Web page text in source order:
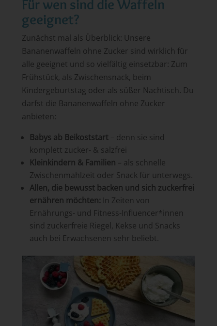
Für wen sind die Waffeln
geeignet?
Zunächst mal als Überblick: Unsere
Bananenwaffeln ohne Zucker sind wirklich für
alle geeignet und so vielfältig einsetzbar: Zum
Frühstück, als Zwischensnack, beim
Kindergeburtstag oder als süßer Nachtisch. Du
darfst die Bananenwaffeln ohne Zucker
anbieten:
Babys ab Beikoststart– denn sie sind
komplett zucker- & salzfrei
Kleinkindern & Familien – als schnelle
Zwischenmahlzeit oder Snack für unterwegs.
Allen, die bewusst backen und sich zuckerfrei
ernähren möchten: In Zeiten von
Ernährungs- und Fitness-Influencer*innen
sind zuckerfreie Riegel, Kekse und Snacks
auch bei Erwachsenen sehr beliebt.